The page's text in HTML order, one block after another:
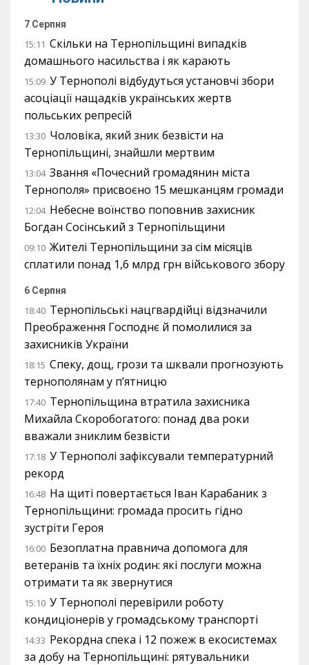
7 Серпня
15:11 Скільки на Тернопільщині випадків
домашнього насильства і як карають
15:09 У Тернополі відбудуться установчі збори
асоціації нащадків українських жертв
польських репресій
13:30 Чоловіка, який зник безвісти на
Тернопільщині, знайшли мертвим
13:04 Звання «Почесний громадянин міста
Тернополя» присвоєно 15 мешканцям громади
12:04 Небесне воїнство поповнив захисник
Богдан Сосінський з Тернопільщини
09:10 Жителі Тернопільщини за сім місяців
сплатили понад 1,6 млрд грн військового збору
6 Серпня
18:40 Тернопільські нацгвардійці відзначили
Преображення Господнє й помолилися за
захисників України
18:15 Спеку, дощ, грози та шквали прогнозують
тернополянам у п’ятницю
17:40 Тернопільщина втратила захисника
Михайла Скоробогатого: понад два роки
вважали зниклим безвісти
17:18 У Тернополі зафіксували температурний
рекорд
16:48 На щиті повертається Іван Карабаник з
Тернопільщини: громада просить гідно
зустріти Героя
16:00 Безоплатна правнича допомога для
ветеранів та їхніх родин: які послуги можна
отримати та як звернутися
15:10 У Тернополі перевірили роботу
кондиціонерів у громадському транспорті
14:33 Рекордна спека і 12 пожеж в екосистемах
за добу на Тернопільщині: рятувальники